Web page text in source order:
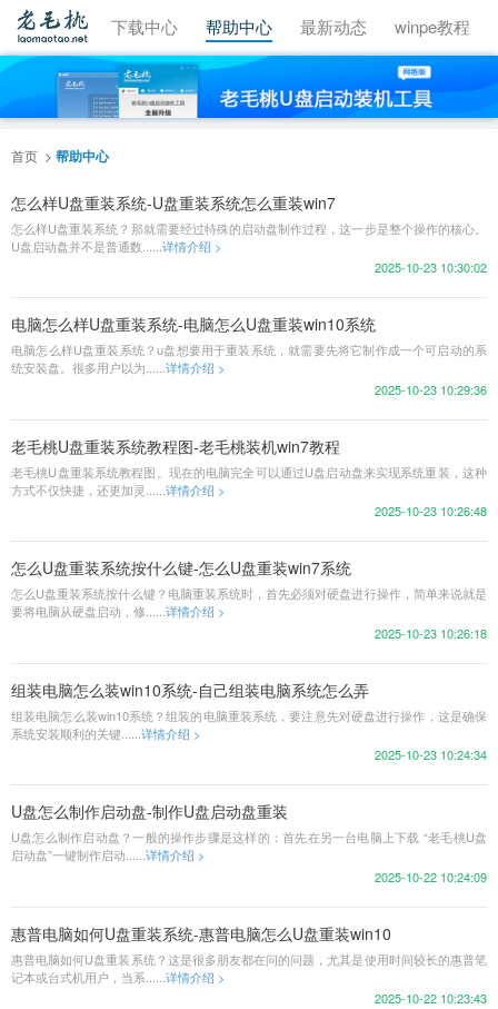
视频教程 下载中心 帮助中心 最新动态 winpe教程
首页 帮助中心
怎么样U盘重装系统-U盘重装系统怎么重装win7
怎么样U盘重装系统？那就需要经过特殊的启动盘制作过程，这一步是整个操作的核心。
U盘启动盘并不是普通数...... 详情介绍 >
2025-10-23 10:30:02
电脑怎么样U盘重装系统-电脑怎么U盘重装win10系统
电脑怎么样U盘重装系统？u盘想要用于重装系统，就需要先将它制作成一个可启动的系
统安装盘。很多用户以为......详情介绍 >
2025-10-23 10:29:36
老毛桃U盘重装系统教程图-老毛桃装机win7教程
老毛桃U盘重装系统教程图。现在的电脑完全可以通过U盘启动盘来实现系统重装，这种
方式不仅快捷，还更加灵...... 详情介绍 >
2025-10-23 10:26:48
怎么U盘重装系统按什么键-怎么U盘重装win7系统
怎么U盘重装系统按什么键？电脑重装系统时，首先必须对硬盘进行操作，简单来说就是
要将电脑从硬盘启动，修......详情介绍 >
2025-10-23 10:26:18
组装电脑怎么装win10系统-自己组装电脑系统怎么弄
组装电脑怎么装win10系统？组装的电脑重装系统，要注意先对硬盘进行操作，这是确保
系统安装顺利的关键...... 详情介绍 >
2025-10-23 10:24:34
U盘怎么制作启动盘-制作U盘启动盘重装
U盘怎么制作启动盘？一般的操作步骤是这样的：首先在另一台电脑上下载 “老毛桃U盘
启动盘”一键制作启动......详情介绍 >
2025-10-22 10:24:09
惠普电脑如何U盘重装系统-惠普电脑怎么U盘重装win10
惠普电脑如何U盘重装系统？这是很多朋友都在问的问题，尤其是使用时间较长的惠普笔
记本或台式机用户，当系...... 详情介绍 >
2025-10-22 10:23:43